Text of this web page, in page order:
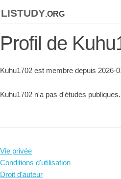
listudy.org
Profil de
Kuhu1702 est membre depuis 2026-
Kuhu1702 n'a pas d'études publiques.
Vie privée
Conditions d'utilisation
Droit d'auteur